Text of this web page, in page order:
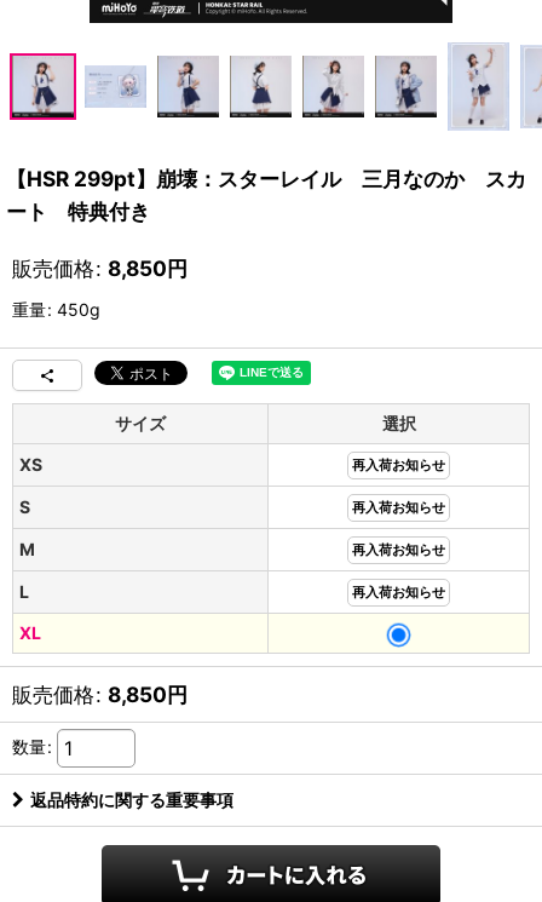
【HSR 299pt】崩壊：スターレイル 三月なのか スカ
ート 特典付き
販売価格: 8,850円
重量: 450g
サイズ
選択
XS
再入荷お知らせ
S 再入荷お知らせ
M 再入荷お知らせ
L 再入荷お知らせ
XL
販売価格: 8,850円
数量:
返品特約に関する重要事項